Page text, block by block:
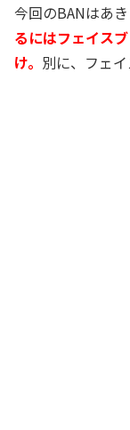
今回のBANはあき
るにはフェイス
け。 別に、フェ